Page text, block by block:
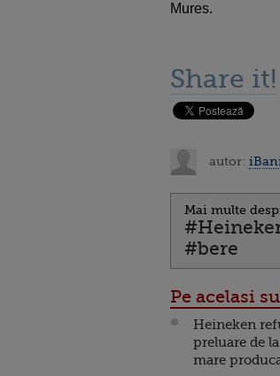
Mures.
Share it!
autor: iBani
Mai multe
#bere
Pe acelasi
Heineken
preluare de
mare